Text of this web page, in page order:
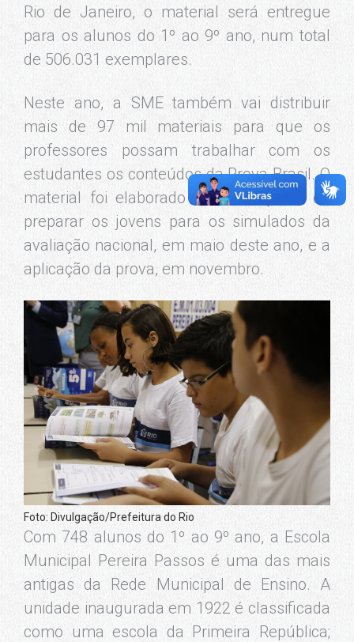
Rio de Janeiro, o material será entregue
para os alunos do 1º ao 9º ano, num total
de 506.031 exemplares.
Neste ano, a SME também vai distribuir
mais de 97 mil materiais para que os
professores possam trabalhar com os
estudantes os conteúdos da Prova Brasil. O
material foi elaborado com o objetivo de
preparar os jovens para os simulados da
avaliação nacional, em maio deste ano, e a
aplicação da prova, em novembro.
Foto: Divulgação/Prefeitura do Rio
Com 748 alunos do 1º ao 9º ano, a Escola
Municipal Pereira Passos é uma das mais
antigas da Rede Municipal de Ensino. A
unidade inaugurada em 1922 é classificada
como uma escola da Primeira República;